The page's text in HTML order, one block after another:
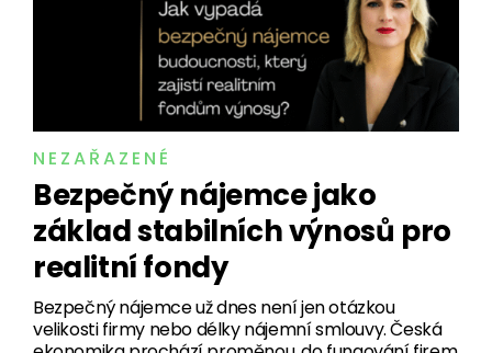
NEZAŘAZENÉ
Bezpečný nájemce jako
základ stabilních výnosů pro
realitní fondy
Bezpečný nájemce už dnes není jen otázkou
velikosti firmy nebo délky nájemní smlouvy. Česká